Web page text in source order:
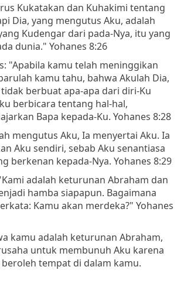
Kukatakan dan Kuhakimi tentang
Dia, yang mengutus Aku, adalah
Kudengar dari pada-Nya, itu yang
dunia." Yohanes 8:26
"Apabila kamu telah meninggikan
kamu tahu, bahwa Akulah Dia,
berbuat apa-apa dari diri-Ku
berbicara tentang hal-hal,
Bapa kepada-Ku. Yohanes 8:28
mengutus Aku, Ia menyertai Aku. Ia
Aku sendiri, sebab Aku senantiasa
berkenan kepada-Nya. Yohanes 8:29
adalah keturunan Abraham dan
hamba siapapun. Bagaimana
Kamu akan merdeka?" Yohanes
kamu adalah keturunan Abraham,
untuk membunuh Aku karena
tempat di dalam kamu.